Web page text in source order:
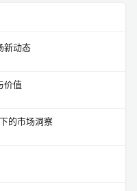
新动态
价值
的市场洞察